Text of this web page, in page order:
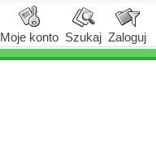
Moje konto Szukaj Zaloguj